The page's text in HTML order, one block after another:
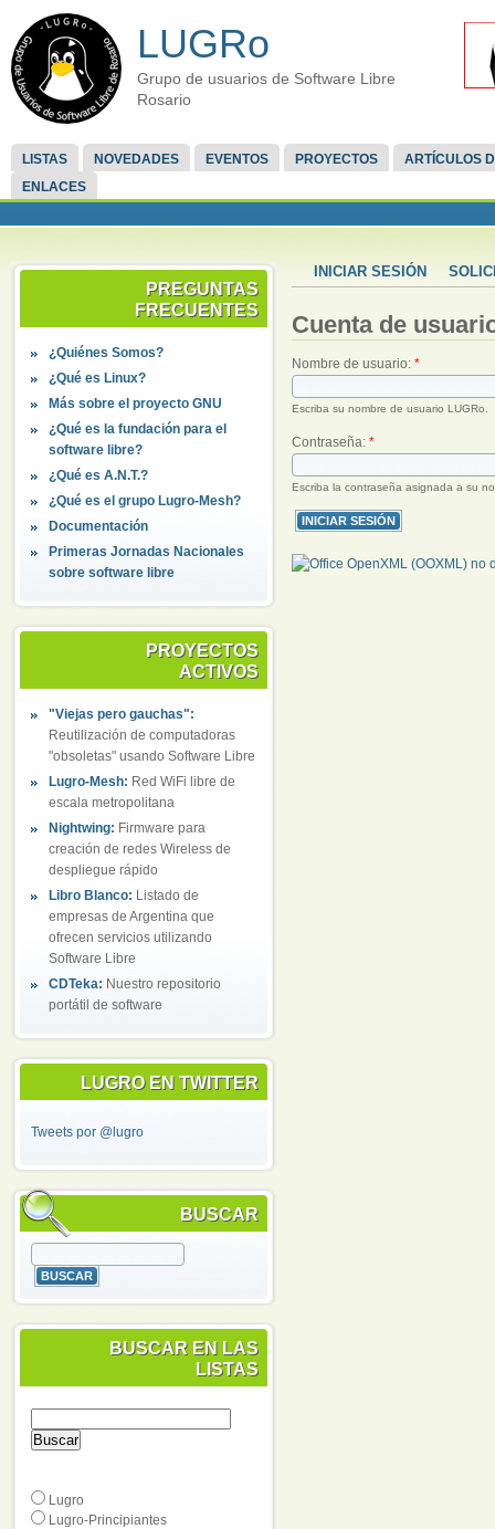
LUGRo
Grupo de usuarios de Software Libre
Rosario
LISTAS NOVEDADES EVENTOS PROYECTOS
ARTÍCULOS
ENLACES
PREGUNTAS
FRECUENTES
¿Quiénes Somos?
¿Qué es Linux?
Más sobre el proyecto GNU
¿Qué es la fundación para el
software libre?
¿Qué es A.N.T.?
¿Qué es el grupo Lugro-Mesh?
Documentación
Primeras Jornadas Nacionales
sobre software libre
PROYECTOS
ACTIVOS
"Viejas pero gauchas":
Reutilización de computadoras
"obsoletas" usando Software Libre
Lugro-Mesh: Red WiFi libre de
escala metropolitana
Nightwing: Firmware para
creación de redes Wireless de
despliegue rápido
Libro Blanco: Listado de
empresas de Argentina que
ofrecen servicios utilizando
Software Libre
CDTeka: Nuestro repositorio
portátil de software
LUGRO EN TWITTER
Tweets por @lugro
BUSCAR
BUSCAR EN LAS
LISTAS
Lugro
Lugro-Principiantes
INICIAR SESIÓN
Cuenta de
Nombre de usuario: *
Escriba su nombre de usuario LUGRo.
Contraseña: *
Escriba la contraseña asignada a su